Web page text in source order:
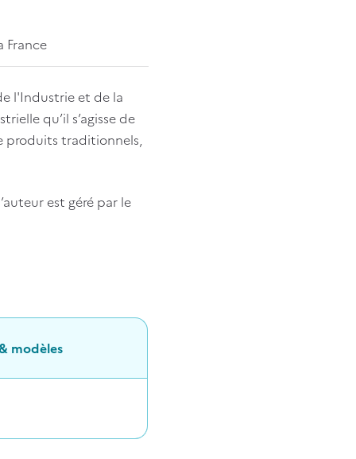
France
l'Industrie et de la
qu’il s’agisse de
produits traditionnels,
est géré par le
modèles